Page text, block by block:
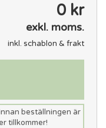
0 kr
exkl. moms.
inkl. schablon & frakt
beställningen är
tillkommer!